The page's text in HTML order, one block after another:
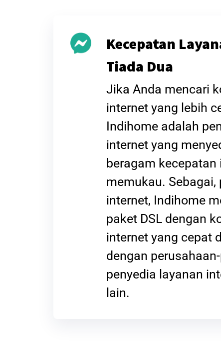
Kecepatan
Tiada Dua
Jika Anda mencari
internet yang lebih
Indihome adalah
internet yang
beragam kecepatan
memukau. Sebagai,
internet, Indihome
paket DSL dengan
internet yang cepat
dengan
penyedia layanan
lain.